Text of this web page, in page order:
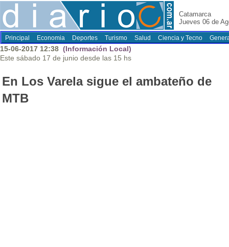
Catamarca
Jueves 06 de
Principal Economia Deportes Turismo Salud Ciencia y Tecno
15-06-2017 12:38 (Información Local)
Este sábado 17 de junio desde las 15 hs
En Los Varela sigue el ambateño de
MTB